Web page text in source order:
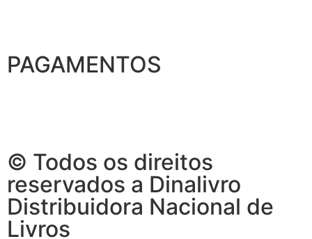
PAGAMENTOS
© Todos os direitos
reservados a Dinalivro
Distribuidora Nacional de
Livros